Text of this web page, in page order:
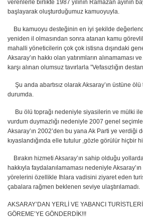
verenlerle birlikte 1987 yılının Ramazan ayının
başlayarak oluşturduğumuz kamuoyuyla.
Bu kamuoyu desteğinin en iyi şekilde
yeniden il olmasından sonra atanan kamu
mahalli yöneticilerin çok çok istisna dışındaki
Aksaray’ın hakkı olan yatırımların alınamaması
karşı alınan olumsuz tavırlarla ”Vefasızlığın
Şu anda abartısız olarak Aksaray’ın üstüne ölü
durumda.
Bu ölü toprağı nedeniyle siyasilerin ve mülki
vurdum duymazlığı nedeniyle 2007 genel
Aksaray’ın 2002’den bu yana Ak Parti ye verdiği
kıyaslandığında elle tutulur ,gözle görülür hiçbir
Bırakın hizmeti Aksaray’ın sahip olduğu
hakkıyla faydalanılamaması nedeniyle
yörelerini özellikle Ihlara vadisini ziyaret eden
çabalara rağmen beklenen seviye ulaştırılamadı.
AKSARAY’DAN YERLİ VE YABANCI
GÖREME’YE GÖNDERDİK!!!